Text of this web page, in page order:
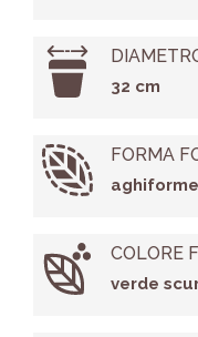
32 cm
FORMA
aghiforme
COLORE
verde